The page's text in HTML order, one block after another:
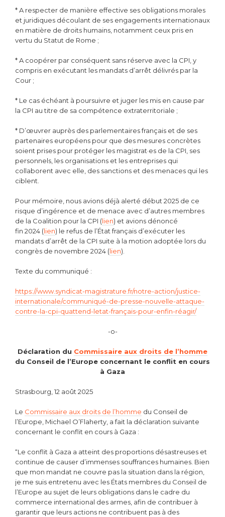
* A respecter de manière effective ses obligations morales
et juridiques découlant de ses engagements internationaux
en matière de droits humains, notamment ceux pris en
vertu du Statut de Rome ;
* A coopérer par conséquent sans réserve avec la CPI, y
compris en exécutant les mandats d’arrêt délivrés par la
Cour ;
* Le cas échéant à poursuivre et juger les mis en cause par
la CPI au titre de sa compétence extraterritoriale ;
* D’œuvrer auprès des parlementaires français et de ses
partenaires européens pour que des mesures concrètes
soient prises pour protéger les magistrat·es de la CPI, ses
personnels, les organisations et les entreprises qui
collaborent avec elle, des sanctions et des menaces qui les
ciblent.
Pour mémoire, nous avions déjà alerté début 2025 de ce
risque d’ingérence et de menace avec d’autres membres
de la Coalition pour la CPI (lien) et avions dénoncé
fin 2024 (lien) le refus de l’État français d’exécuter les
mandats d’arrêt de la CPI suite à la motion adoptée lors du
congrès de novembre 2024 (lien).
Texte du communiqué :
https://www.syndicat-magistrature.fr/notre-action/justice-
internationale/communiqué-de-presse-nouvelle-attaque-
contre-la-cpi-quattend-letat-français-pour-enfin-réagir/
-o-
Déclaration du Commissaire aux droits de l’homme
du Conseil de l’Europe concernant le conflit en cours
à Gaza
Strasbourg, 12 août 2025
Le Commissaire aux droits de l’homme du Conseil de
l’Europe, Michael O’Flaherty, a fait la déclaration suivante
concernant le conflit en cours à Gaza :
“Le conflit à Gaza a atteint des proportions désastreuses et
continue de causer d’immenses souffrances humaines. Bien
que mon mandat ne couvre pas la situation dans la région,
je me suis entretenu avec les États membres du Conseil de
l’Europe au sujet de leurs obligations dans le cadre du
commerce international des armes, afin de contribuer à
garantir que leurs actions ne contribuent pas à des